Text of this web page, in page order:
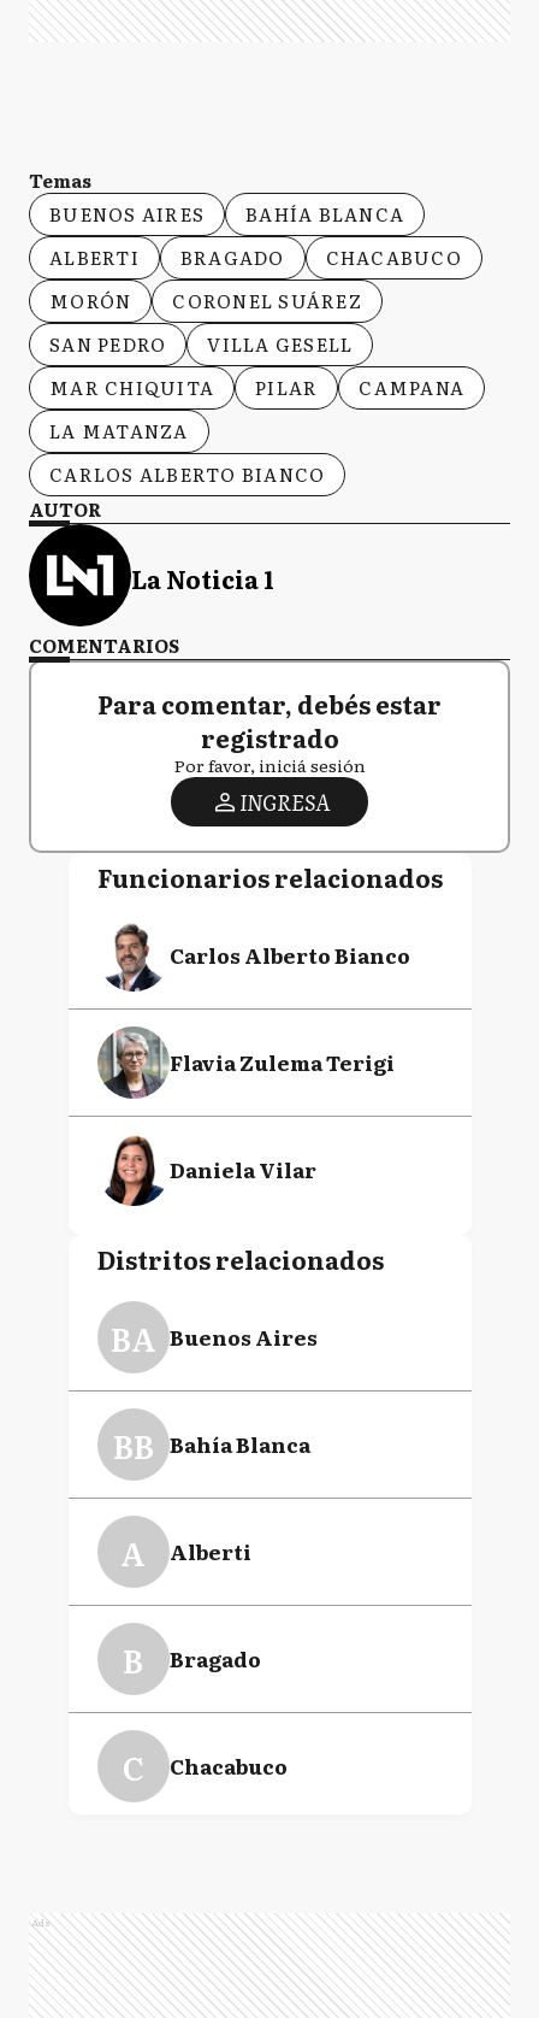
Temas
BUENOS AIRES
BAHÍA BLANCA
ALBERTI
BRAGADO
CHACABUCO
MORÓN
CORONEL SUÁREZ
SAN PEDRO
VILLA GESELL
MAR CHIQUITA
PILAR
CAMPANA
LA MATANZA
CARLOS ALBERTO BIANCO
AUTOR
La Noticia 1
COMENTARIOS
Para comentar, debés estar
registrado
Por favor, iniciá sesión
INGRESA
Funcionarios relacionados
Carlos Alberto Bianco
Flavia Zulema Terigi
Daniela Vilar
Distritos relacionados
BA Buenos Aires
BB Bahía Blanca
A Alberti
B Bragado
C Chacabuco
CS Coronel Suarez
Ads